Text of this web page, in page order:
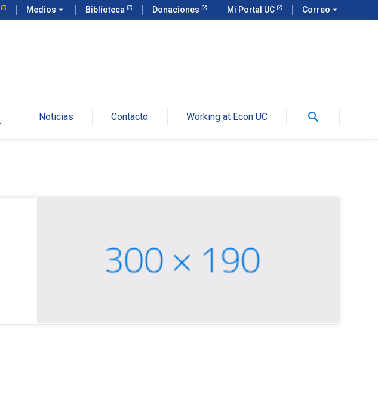
Medios arrow_drop_down Biblioteca Donaciones Mi Portal UC Correo arrow_drop_down
Noticias Contacto Working at Econ UC search